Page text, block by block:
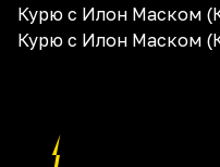
Курю с Илон Маском
Курю с Илон Маском